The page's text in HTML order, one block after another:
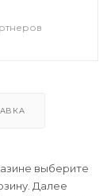
выберите
Далее